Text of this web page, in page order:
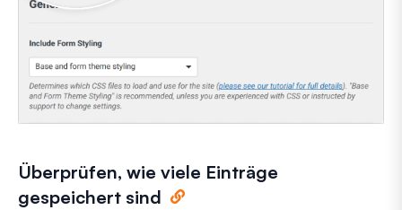
Überprüfen, wie viele Einträge
gespeichert sind